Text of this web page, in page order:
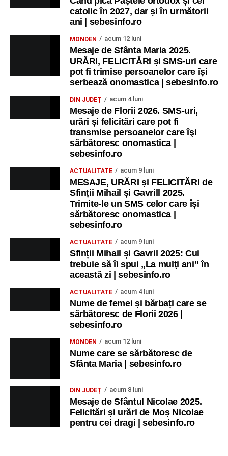
Copiii în armonia orașului
Ora 10.00– Școala din Răhău: activități recreative pentru
– Curtea Școlii „M. Kogălniceanu”: activități
recreative pentru copii.
– Grădina Muzeului Municipal „Ioan Raica”
Sebeș: încheierea Școlii de vară„Curcubeul Prieteniei”
– Aula Primăriei Municipiului Sebeș:
festivitatea de premiere a șefilor de promoție și a elevilor
Evaluare Națională și Bacalaureat.
– Parcul Tineretului: Spectacol pentru copii și
Alexandra Pamfilie și Școala de muzică„DoReMi”
Ancuța Stănuș și grupul de folclor;
Trupa de Dansuri Săsești.
Ora 20.30– Parcul Tineretului: proiecția filmului pentru
„Străjerii Deltei”(România, 2021), film de familie și
JOI, 27 AUGUST 2026
Grădina Muzeului Municipal „Ioan
Raica” Sebeș
Sărbătoarea Seniorilor
– festivitatea de
catolic în 2027, dar și în următorii
ani | sebesinfo.ro
MONDEN acum 12 luni
Mesaje de Sfânta Maria 2025.
URĂRI, FELICITĂRI și SMS-uri care
pot fi trimise persoanelor care își
serbează onomastica | sebesinfo.ro
DIN JUDEȚ acum 4 luni
Mesaje de Florii 2026. SMS-uri,
urări și felicitări care pot fi
transmise persoanelor care îşi
sărbătoresc onomastica |
sebesinfo.ro
ACTUALITATE acum 9 luni
MESAJE, URĂRI și FELICITĂRI de
Sfinții Mihail și Gavrill 2025.
Trimite-le un SMS celor care își
sărbătoresc onomastica |
sebesinfo.ro
ACTUALITATE acum 9 luni
Sfinții Mihail și Gavril 2025: Cui
trebuie să îi spui „La mulţi ani” în
această zi | sebesinfo.ro
ACTUALITATE acum 4 luni
Nume de femei și bărbați care se
sărbătoresc de Florii 2026 |
sebesinfo.ro
MONDEN acum 12 luni
Nume care se sărbătoresc de
Sfânta Maria | sebesinfo.ro
DIN JUDEȚ acum 8 luni
Mesaje de Sfântul Nicolae 2025.
Felicitări și urări de Moș Nicolae
pentru cei dragi | sebesinfo.ro